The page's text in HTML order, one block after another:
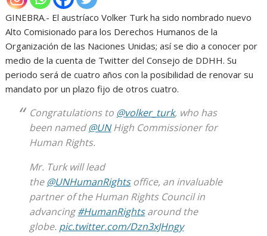
GINEBRA.- El austríaco Volker Turk ha sido nombrado nuevo
Alto Comisionado para los Derechos Humanos de la
Organización de las Naciones Unidas; así se dio a conocer por
medio de la cuenta de Twitter del Consejo de DDHH. Su
periodo será de cuatro años con la posibilidad de renovar su
mandato por un plazo fijo de otros cuatro.
Congratulations to @volker_turk, who has
been named@UNHigh Commissioner for
Human Rights.
Mr. Turk will lead
the@UNHumanRightsoffice, an invaluable
partner of the Human Rights Council in
advancing#HumanRightsaround the
globe. pic.twitter.com/Dzn3xJHngy